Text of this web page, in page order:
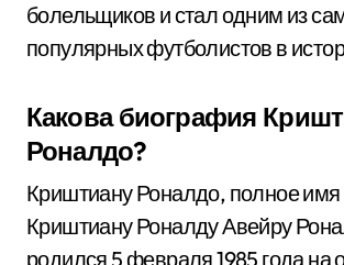
болельщиков и стал одним из
популярных футболистов в
Какова биография
Роналдо?
Криштиану Роналдо, полное
Криштиану Роналду Авейру
родился 5 февраля 1985 года на